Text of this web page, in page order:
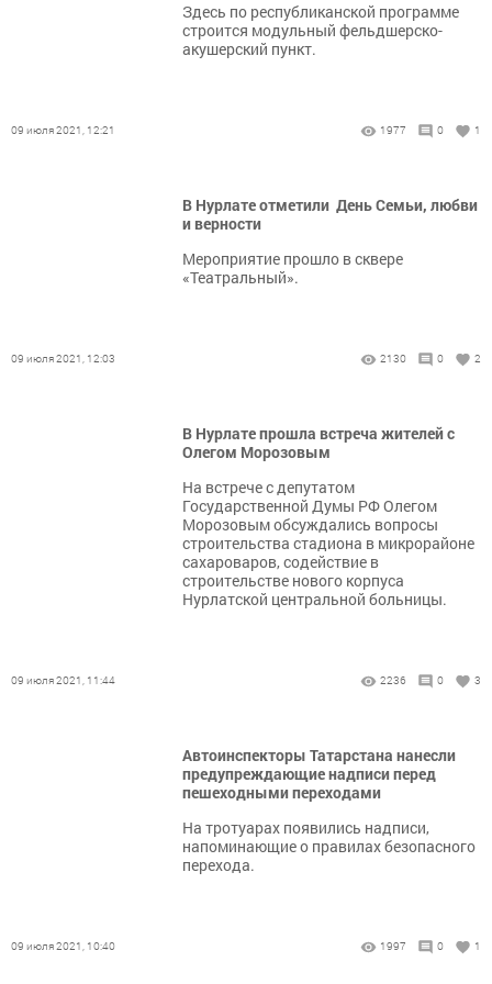
Здесь по республиканской программе
строится модульный фельдшерско-
акушерский пункт.
09 июля 2021, 12:21 1977 0 1
В Нурлате отметили День Семьи, любви
и верности
Мероприятие прошло в сквере
«Театральный».
09 июля 2021, 12:03 2130 0 2
В Нурлате прошла встреча жителей с
Олегом Морозовым
На встрече с депутатом
Государственной Думы РФ Олегом
Морозовым обсуждались вопросы
строительства стадиона в микрорайоне
сахароваров, содействие в
строительстве нового корпуса
Нурлатской центральной больницы.
09 июля 2021, 11:44 2236 0 3
​​​​​​​Автоинспекторы Татарстана нанесли
предупреждающие надписи перед
пешеходными переходами
​​​​​​​На тротуарах появились надписи,
напоминающие о правилах безопасного
перехода.
09 июля 2021, 10:40 1997 0 1